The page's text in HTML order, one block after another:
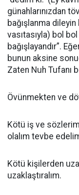
günahlarınızdan
bağışlanma
vasıtasıyla) bol
bağışlayandır”.
bunun aksine
Zaten Nuh Tufanı
Övünmekten ve
Kötü iş ve
olalım tevbe
Kötü kişilerden
uzaklaştıralım.